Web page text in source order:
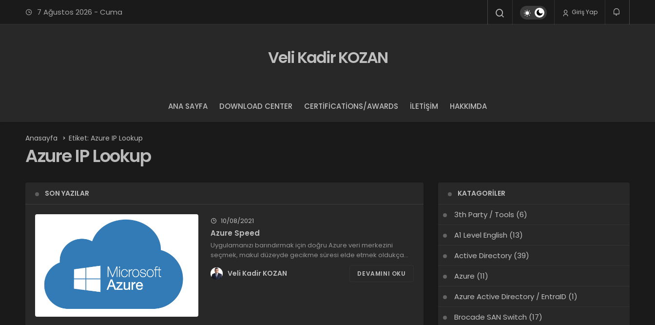
7 Ağustos 2026 - Cuma Giriş Yap
Veli Kadir KOZAN
ANA SAYFA DOWNLOAD CENTER CERTIFICATIONS/AWARDS İLETIŞIM HAKKIMDA
Anasayfa Etiket: Azure IP Lookup
Azure IP Lookup
SON YAZILAR
10/08/2021
Azure Speed
Uygulamanızı barındırmak için doğru Azure veri merkezini
seçmek, makul düzeyde gecikme süresi elde etmek oldukça…
Veli Kadir KOZAN DEVAMINI OKU
KATAGORILER
3th Party / Tools (6)
A1 Level English (13)
Active Directory(39)
Azure (11)
Azure Active Directory / EntraID (1)
Brocade SAN Switch (17)